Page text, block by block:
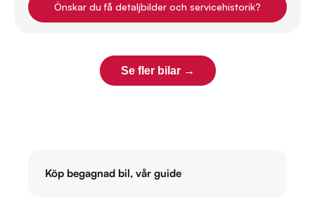
Önskar du få detaljbilder och servicehistorik?
Se fler bilar →
Köp begagnad bil, vår guide